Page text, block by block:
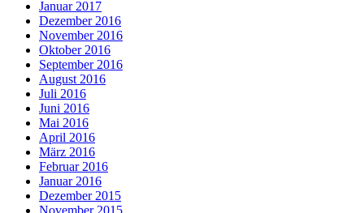
Januar 2017
Dezember 2016
November 2016
Oktober 2016
September 2016
August 2016
Juli 2016
Juni 2016
Mai 2016
April 2016
März 2016
Februar 2016
Januar 2016
Dezember 2015